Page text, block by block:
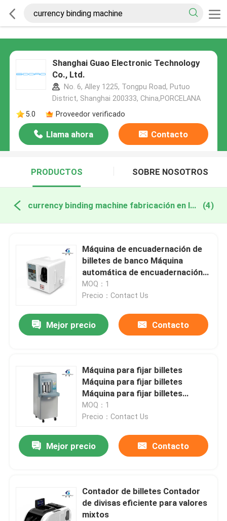
Shanghai Guao Electronic Technology
Co., Ltd.
No. 6, Alley 1225, Tongpu Road, Putuo
District, Shanghai 200333, China,PORCELANA
5.0
Proveedor verificado
Llama ahora Contacto
PRODUCTOS SOBRE NOSOTROS
currency binding machine fabricación en línea (4)
Máquina de encuadernación de
billetes de banco Máquina
automática de encuadernación
de billetes de banco Máquina de
encuadernación de moneda
tiras Máquina de encuadernación
de paquetes de billetes de banco
MOQ：1
Precio：Contact Us
Mejor precio Contacto
Máquina para fijar billetes
Máquina para fijar billetes
Máquina para fijar billetes
Máquina para fijar bandas
Máquina para fijar billetes
tiras Máquina para fijar tiras
MOQ：1
Precio：Contact Us
Mejor precio Contacto
Contador de billetes Contador
de divisas eficiente para valores
mixtos